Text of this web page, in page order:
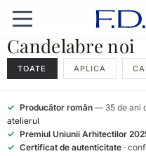
Candelabre noi
TOATE APLICA
✓ Producător român — 35 de ani
atelierul
✓ Premiul Uniunii Arhitectilor
✓ Certificat de autenticitate ·